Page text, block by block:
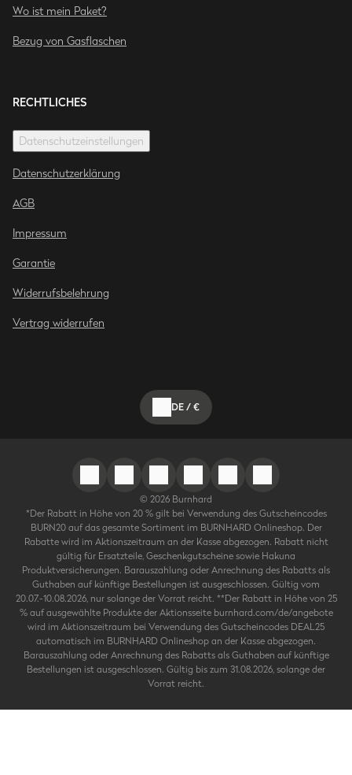
Wo ist mein Paket?
Bezug von Gasflaschen
RECHTLICHES
Datenschutzeinstellungen
Datenschutzerklärung
AGB
Impressum
Garantie
Widerrufsbelehrung
Vertrag widerrufen
DE/€
© 2026 Burnhard
*Der Rabatt in Höhe von 20 % gilt bei Verwendung des Gutscheincodes
BURN20 auf das gesamte Sortiment im BURNHARD Onlineshop. Der
Rabatte wird im Aktionszeitraum an der Kasse abgezogen. Rabatt nicht
gültig für Ersatzteile, Geschenkgutscheine sowie Hakuna
Produktversicherungen. Barauszahlung oder Anrechnung des Rabatts als
Guthaben auf künftige Bestellungen ist ausgeschlossen. Gültig vom
20.07.-10.08.2026, nur solange der Vorrat reicht. **Der Rabatt in Höhe von 25
% auf ausgewählte Produkte der Aktionsseite burnhard.com/de/angebote
wird im Aktionszeitraum bei Verwendung des Gutscheincodes DEAL25
automatisch im BURNHARD Onlineshop an der Kasse abgezogen.
Barauszahlung oder Anrechnung des Rabatts als Guthaben auf künftige
Bestellungen ist ausgeschlossen. Gültig bis zum 31.08.2026, solange der
Vorrat reicht.